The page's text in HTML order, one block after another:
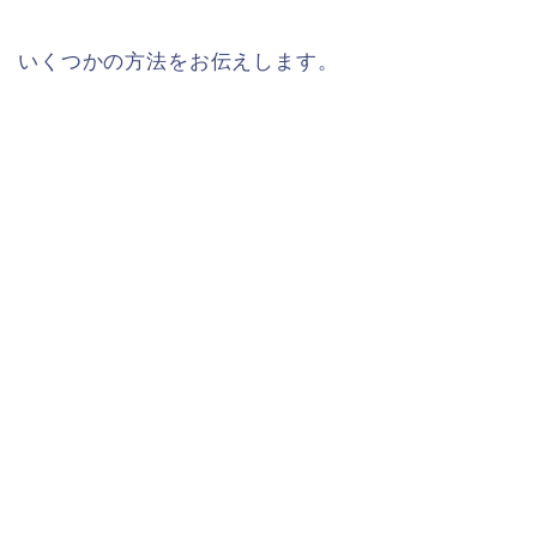
いくつかの方法をお伝えします。